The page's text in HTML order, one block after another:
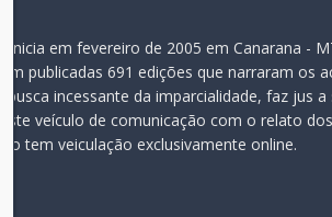
inicia em fevereiro de 2005 em Canarana
publicadas 691 edições que narraram
busca incessante da imparcialidade, faz
veículo de comunicação com o relato
tem veiculação exclusivamente online.